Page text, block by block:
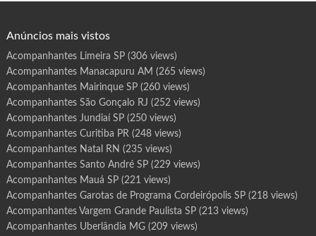
Anúncios mais vistos
Acompanhantes Limeira SP(306 views)
Acompanhantes Manacapuru AM (265 views)
Acompanhantes Mairinque SP(260 views)
Acompanhantes São Gonçalo RJ (252 views)
Acompanhantes Jundiaí SP(250 views)
Acompanhantes Curitiba PR (248 views)
Acompanhantes Natal RN (235 views)
Acompanhantes Santo André SP(229 views)
Acompanhantes Mauá SP(221 views)
Acompanhantes Garotas de Programa Cordeirópolis SP(218 views)
Acompanhantes Vargem Grande Paulista SP(213 views)
Acompanhantes Uberlândia MG(209 views)